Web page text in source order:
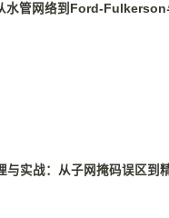
水管网络到Ford-
与实战：从子网掩码误区到